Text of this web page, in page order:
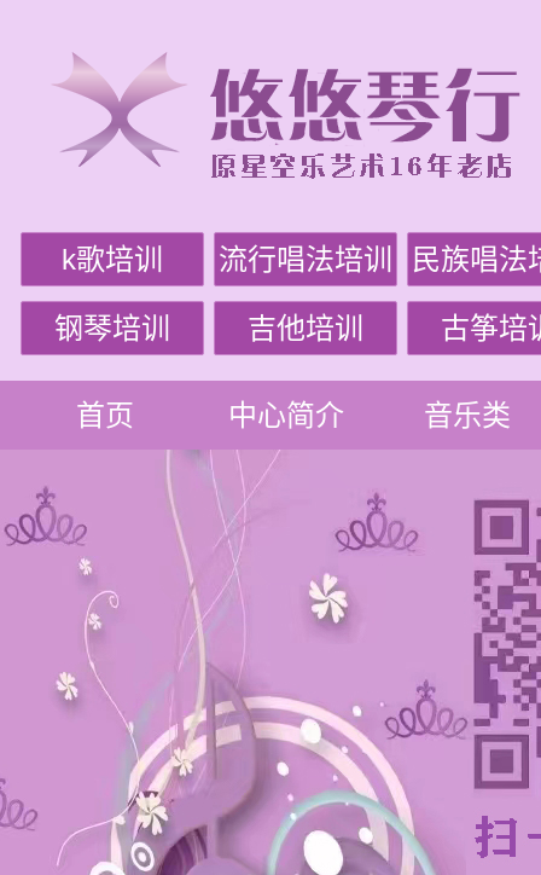
k歌培训 流行唱法培训 民族唱法
钢琴培训 吉他培训 古筝培
首页 中心简介 音乐类